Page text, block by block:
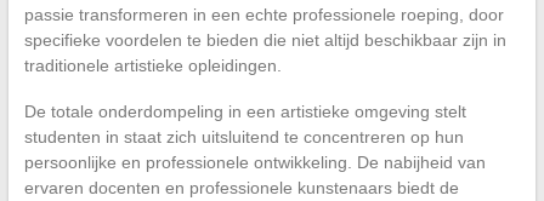
passie transformeren in een echte professionele roeping, door
specifieke voordelen te bieden die niet altijd beschikbaar zijn in
traditionele artistieke opleidingen.
De totale onderdompeling in een artistieke omgeving stelt
studenten in staat zich uitsluitend te concentreren op hun
persoonlijke en professionele ontwikkeling. De nabijheid van
ervaren docenten en professionele kunstenaars biedt de